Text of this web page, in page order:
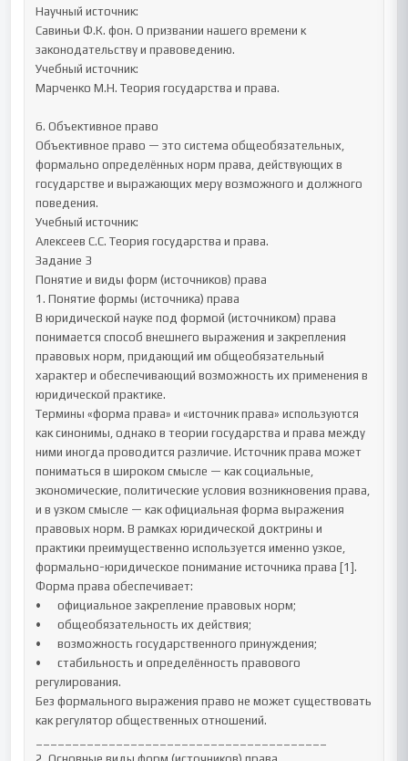
Научный источник:
Савиньи Ф.К. фон. О призвании нашего времени к
законодательству и правоведению.
Учебный источник:
Марченко М.Н. Теория государства и права.
6. Объективное право
Объективное право — это система общеобязательных,
формально определённых норм права, действующих в
государстве и выражающих меру возможного и должного
поведения.
Учебный источник:
Алексеев С.С. Теория государства и права.
Задание 3
Понятие и виды форм (источников) права
1. Понятие формы (источника) права
В юридической науке под формой (источником) права
понимается способ внешнего выражения и закрепления
правовых норм, придающий им общеобязательный
характер и обеспечивающий возможность их применения в
юридической практике.
Термины «форма права» и «источник права» используются
как синонимы, однако в теории государства и права между
ними иногда проводится различие. Источник права может
пониматься в широком смысле — как социальные,
экономические, политические условия возникновения права,
и в узком смысле — как официальная форма выражения
правовых норм. В рамках юридической доктрины и
практики преимущественно используется именно узкое,
формально-юридическое понимание источника права [1].
Форма права обеспечивает:
•	официальное закрепление правовых норм;
•	общеобязательность их действия;
•	возможность государственного принуждения;
•	стабильность и определённость правового
регулирования.
Без формального выражения право не может существовать
как регулятор общественных отношений.